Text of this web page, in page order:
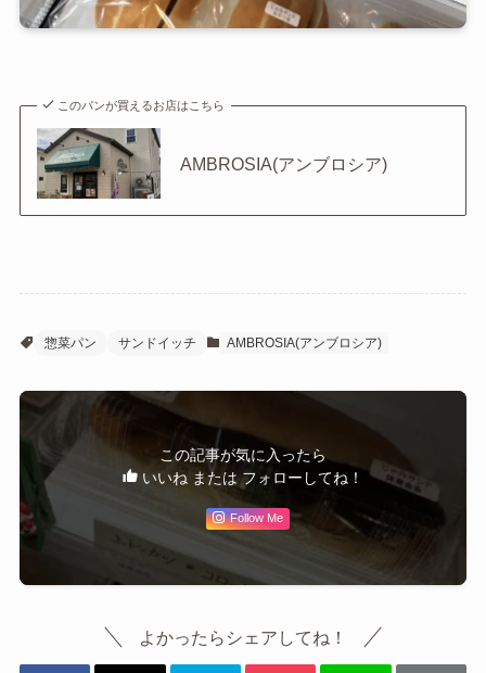
このパンが買えるお店はこちら
AMBROSIA(アンブロシア)
惣菜パン サンドイッチ AMBROSIA(アンブロシア)
この記事が気に入ったら
いいね または フォローしてね！
Follow Me
よかったらシェアしてね！